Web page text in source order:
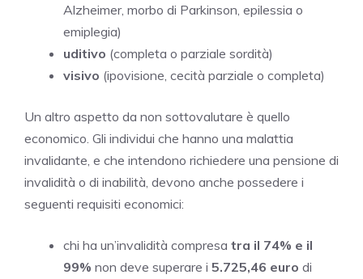
Alzheimer, morbo di Parkinson, epilessia o
emiplegia)
uditivo (completa o parziale sordità)
visivo (ipovisione, cecità parziale o completa)
Un altro aspetto da non sottovalutare è quello
economico. Gli individui che hanno una malattia
invalidante, e che intendono richiedere una pensione di
invalidità o di inabilità, devono anche possedere i
seguenti requisiti economici:
chi ha un’invalidità compresa tra il 74% e il
99% non deve superare i 5.725,46 euro di